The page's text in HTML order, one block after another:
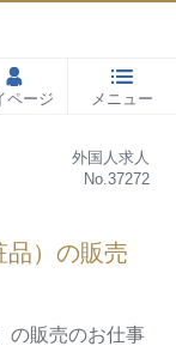
ページ メニュー
外国人求人
No.37272
品）の販売
の販売のお仕事